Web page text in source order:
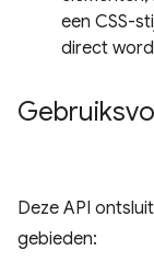
een CSS-
direct
Deze API
gebieden: